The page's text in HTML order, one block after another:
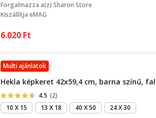
Forgalmazza a(z) Sharon Store
Kiszállítja eMAG
6.020 Ft
Multi ajánlatok
Hekla képkeret 42x59,4 cm, barna színű,
4.5 (2)
10 X 15
13 X 18 40 X 50
24 X 30